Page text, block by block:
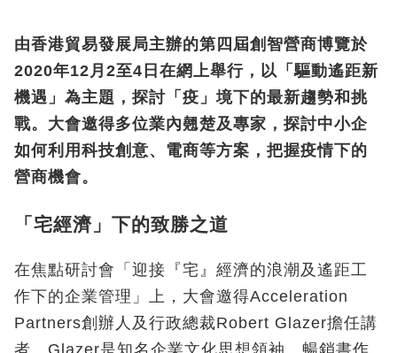
由香港貿易發展局主辦的第四屆創智營商博覽於
2020年12月2至4日在網上舉行，以「驅動遙距新
機遇」為主題，探討「疫」境下的最新趨勢和挑
戰。大會邀得多位業內翹楚及專家，探討中小企
如何利用科技創意、電商等方案，把握疫情下的
營商機會。
「宅經濟」下的致勝之道
在焦點研討會「迎接『宅』經濟的浪潮及遙距工
作下的企業管理」上，大會邀得Acceleration
Partners創辦人及行政總裁Robert Glazer擔任講